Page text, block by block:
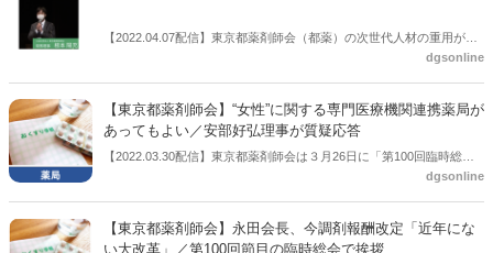
【2022.04.07配信】東京都薬剤師会（都薬）の次世代人材の重用が顕
著だ。３月19日に行われた調剤報酬改定伝達講習会では根本陽充常務
時総会においては、東京ブロックの代表質問に犬伏洋夫理事（45歳、
京橋）を充てた。都薬の毎月の定例会見では司会も務める宮川昌和常
務理事（51歳、西武）は研修実施責任者として、薬剤師認定制度認証
機構（CPC)からの「生涯研修認定制度」のプロバイダー（実施機関）
としての承認に奔走。さらに、田極淳氏（南多摩）、和田早也乃氏
（足立区）など、30代での理事入りも目に付く。ここには永田泰造会
長の「次世代に歴史をつなげたい」との思いがある。
dgsonline
【東京都薬剤師会】“女性”に関する専門医療機関連携薬局が
あってもよい／安部好弘理事が質疑応答
【2022.03.30配信】東京都薬剤師会は３月26日に「第100回臨時総
会」を開いた。質疑応答・討議の中で、宮原富士子薬剤師が女性医学
薬剤師会理事の安部好弘氏は、日本薬剤師会としても「薬剤師のかか
りつけ機能強化のための研修シラバス」の中で生殖医療に関わる領域
dgsonline
【東京都薬剤師会】永田会長、今調剤報酬改定「近年にな
い大改革」／第100回節目の臨時総会で挨拶